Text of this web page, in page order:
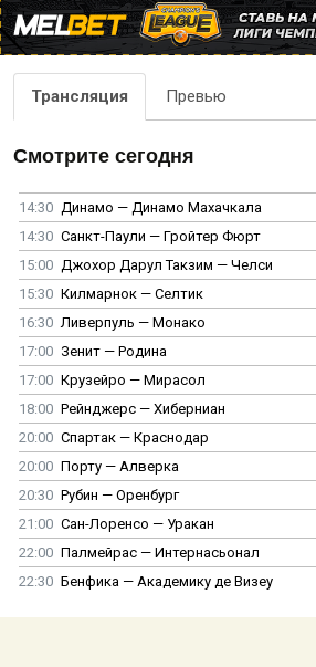
Трансляция Превью
Смотрите сегодня
14:30 Динамо — Динамо Махачкала
14:30 Санкт-Паули — Гройтер Фюрт
15:00 Джохор Дарул Такзим — Челси
15:30 Килмарнок — Селтик
16:30 Ливерпуль — Монако
17:00 Зенит — Родина
17:00 Крузейро — Мирасол
18:00 Рейнджерс — Хиберниан
20:00 Спартак — Краснодар
20:00 Порту — Алверка
20:30 Рубин — Оренбург
21:00 Сан-Лоренсо — Уракан
22:00 Палмейрас — Интернасьонал
22:30 Бенфика — Академику де Визеу